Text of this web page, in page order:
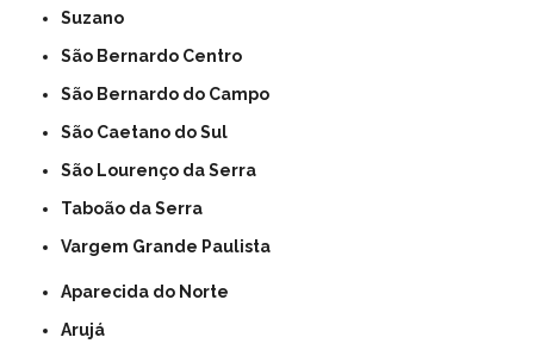
Suzano
São Bernardo Centro
São Bernardo do Campo
São Caetano do Sul
São Lourenço da Serra
Taboão da Serra
Vargem Grande Paulista
Aparecida do Norte
Arujá